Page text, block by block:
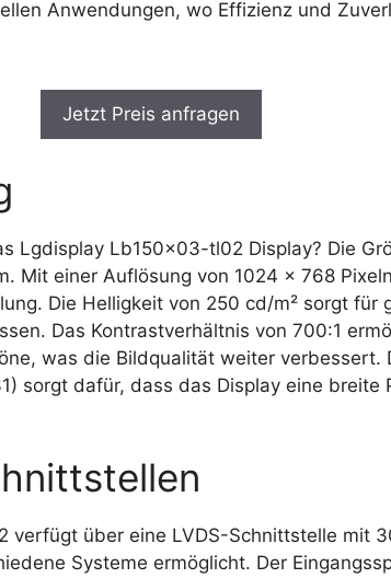
Anwendungen, wo Effizienz und
Jetzt Preis anfragen
Lgdisplay Lb150x03-tl02 Display? Die
Mit einer Auflösung von 1024 x 768
Die Helligkeit von 250 cd/m² sorgt für
Das Kontrastverhältnis von 700:1
was die Bildqualität weiter verbessert.
sorgt dafür, dass das Display eine breite
verfügt über eine LVDS-Schnittstelle mit
Systeme ermöglicht. Der